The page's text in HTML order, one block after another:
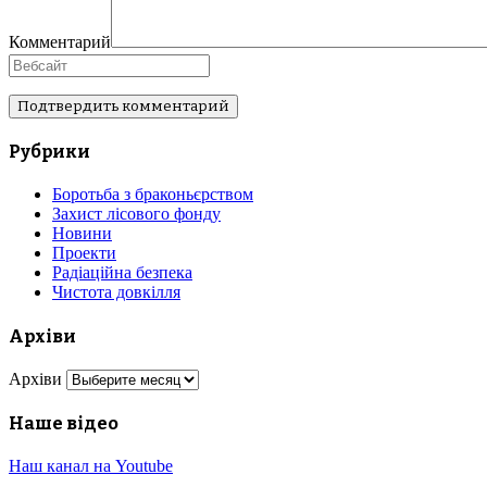
Комментарий
Рубрики
Боротьба з браконьєрством
Захист лісового фонду
Новини
Проекти
Радіаційна безпека
Чистота довкілля
Архіви
Архіви
Наше відео
Наш канал на Youtube